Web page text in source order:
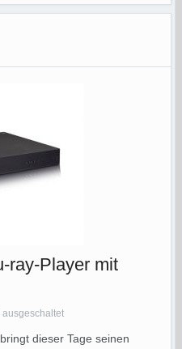
ray-Player mit
ausgeschaltet
dieser Tage seinen